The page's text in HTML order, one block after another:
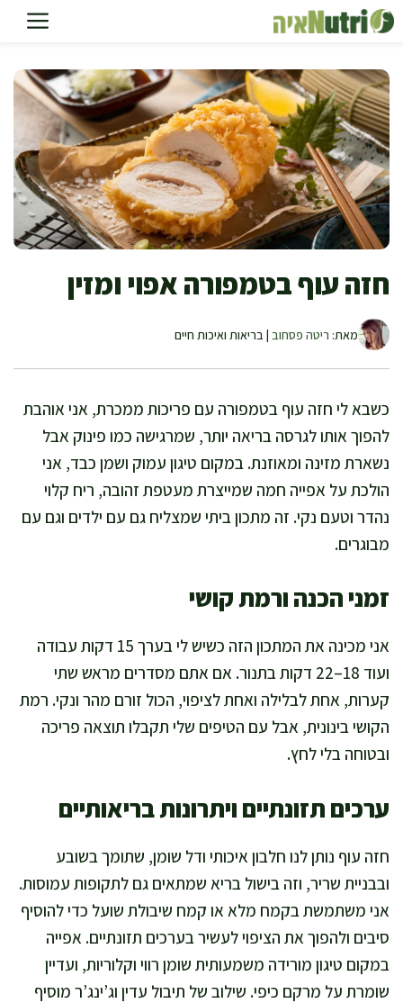
לדלג
לתוכן
חזה עוף בטמפורה אפוי ומזין
מאת: ריטה פסחוב | בריאות ואיכות חיים
כשבא לי חזה עוף בטמפורה עם פריכות ממכרת, אני אוהבת
להפוך אותו לגרסה בריאה יותר, שמרגישה כמו פינוק אבל
נשארת מזינה ומאוזנת. במקום טיגון עמוק ושמן כבד, אני
הולכת על אפייה חמה שמייצרת מעטפת זהובה, ריח קלוי
נהדר וטעם נקי. זה מתכון ביתי שמצליח גם עם ילדים וגם עם
מבוגרים.
זמני הכנה ורמת קושי
אני מכינה את המתכון הזה כשיש לי בערך 15 דקות עבודה
ועוד 18–22 דקות בתנור. אם אתם מסדרים מראש שתי
קערות, אחת לבלילה ואחת לציפוי, הכול זורם מהר ונקי. רמת
הקושי בינונית, אבל עם הטיפים שלי תקבלו תוצאה פריכה
ובטוחה בלי לחץ.
ערכים תזונתיים ויתרונות בריאותיים
חזה עוף נותן לנו חלבון איכותי ודל שומן, שתומך בשובע
ובבניית שריר, וזה בישול בריא שמתאים גם לתקופות עמוסות.
אני משתמשת בקמח מלא או קמח שיבולת שועל כדי להוסיף
סיבים ולהפוך את הציפוי לעשיר בערכים תזונתיים. אפייה
במקום טיגון מורידה משמעותית שומן רווי וקלוריות, ועדיין
שומרת על מרקם כיפי. שילוב של תיבול עדין וג’ינג’ר מוסיף